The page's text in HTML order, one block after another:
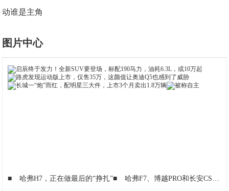
动谁是主角
图片中心
■ 哈弗H7，正在做最后的“挣扎”■ 哈弗F7、博越PRO和长安CS75 PLUS，谁是15万预算最佳选择？